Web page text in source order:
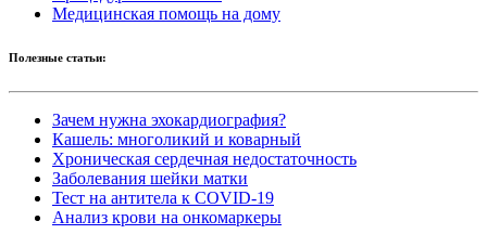
Медицинская помощь на дому
Полезные статьи:
Зачем нужна эхокардиография?
Кашель: многоликий и коварный
Хроническая сердечная недостаточность
Заболевания шейки матки
Тест на антитела к COVID-19
Анализ крови на онкомаркеры